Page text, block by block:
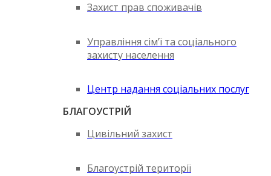
Захист прав споживачів
Управління сім’ї та соціального
захисту населення
Центр надання соціальних послуг
БЛАГОУСТРІЙ
Цивільний захист
Благоустрій території